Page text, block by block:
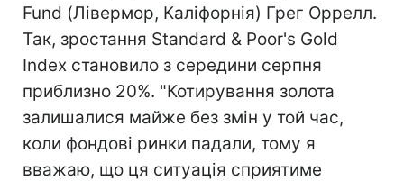
Fund (Лівермор, Каліфорнія) Грег Оррелл.
Так, зростання Standard & Poor's Gold
Index становило з середини серпня
приблизно 20%. "Котирування золота
залишалися майже без змін у той час,
коли фондові ринки падали, тому я
вважаю, що ця ситуація сприятиме